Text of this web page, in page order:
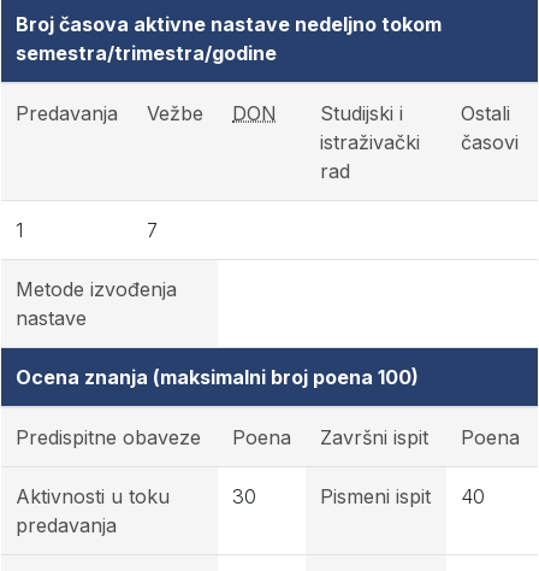
Broj časova aktivne nastave nedeljno tokom
semestra/trimestra/godine
Predavanja Vežbe DON
Studijski i
istraživački
rad
Ostali
časovi
1 7
Metode izvođenja
nastave
Ocena znanja (maksimalni broj poena 100)
Predispitne obaveze Poena Završni ispit Poena
Aktivnosti u toku
predavanja
30 Pismeni ispit 40